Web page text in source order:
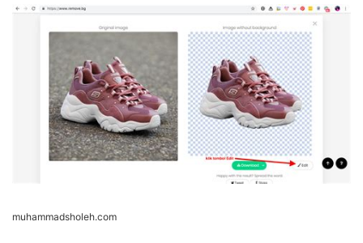
muhammadsholeh.com